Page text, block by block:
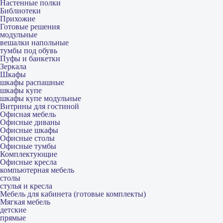
Настенные полки
Библиотеки
Прихожие
Готовые решения
модульные
вешалки напольные
тумбы под обувь
Пуфы и банкетки
Зеркала
Шкафы
шкафы распашные
шкафы купе
шкафы купе модульные
Витрины для гостиной
Офисная мебель
Офисные диваны
Офисные шкафы
Офисные столы
Офисные тумбы
Комплектующие
Офисные кресла
компьютерная мебель
столы
стулья и кресла
Мебель для кабинета (готовые комплекты)
Мягкая мебель
детские
прямые